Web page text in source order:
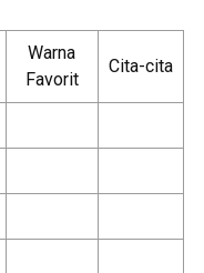
Warna
Favorit
Cita-cita